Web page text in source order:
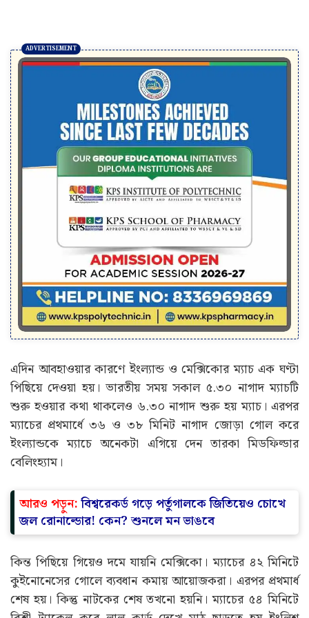
এদিন আবহাওয়ার কারণে ইংল্যান্ড ও মেক্সিকোর ম্যাচ এক ঘণ্টা
পিছিয়ে দেওয়া হয়। ভারতীয় সময় সকাল ৫.৩০ নাগাদ ম্যাচটি
শুরু হওয়ার কথা থাকলেও ৬.৩০ নাগাদ শুরু হয় ম্যাচ। এরপর
ম্যাচের প্রথমার্ধে ৩৬ ও ৩৮ মিনিট নাগাদ জোড়া গোল করে
ইংল্যান্ডকে ম্যাচে অনেকটা এগিয়ে দেন তারকা মিডফিল্ডার
বেলিংহ্যাম।
আরও পড়ুন:বিশ্বরেকর্ড গড়ে পর্তুগালকে জিতিয়েও চোখে
জল রোনাল্ডোর! কেন? শুনলে মন ভাঙবে
কিন্ত পিছিয়ে গিয়েও দমে যায়নি মেক্সিকো। ম্যাচের ৪২ মিনিটে
কুইনোনেসের গোলে ব্যবধান কমায় আয়োজকরা। এরপর প্রথমার্ধ
শেষ হয়। কিন্তু নাটকের শেষ তখনো হয়নি। ম্যাচের ৫৪ মিনিটে